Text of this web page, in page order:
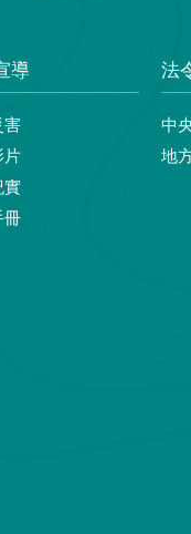
導
害
片
實
冊
法
中
地